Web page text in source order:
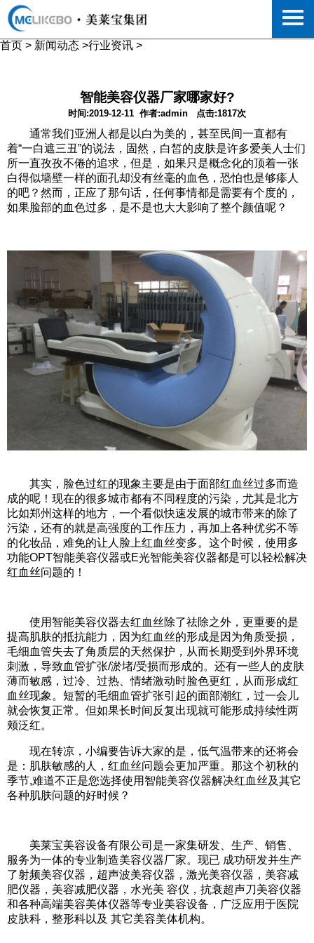
首页 > 新闻动态 >行业资讯 >
智能美容仪器厂家哪家好?
时间:2019-12-11 作者:admin 点击:1817次
通常我们亚洲人都是以白为美的，甚至民间一直都有
着“一白遮三丑”的说法，固然，白皙的皮肤是许多爱美人士们
所一直孜孜不倦的追求，但是，如果只是概念化的顶着一张
白得似墙壁一样的面孔却没有丝毫的血色，恐怕也是够瘆人
的吧？然而，正应了那句话，任何事情都是需要有个度的，
如果脸部的血色过多，是不是也大大影响了整个颜值呢？
其实，脸色过红的现象主要是由于面部红血丝过多而造
成的呢！现在的很多城市都有不同程度的污染，尤其是北方
比如郑州这样的地方，一个看似快速发展的城市带来的除了
污染，还有的就是高强度的工作压力，再加上各种优劣不等
的化妆品，难免的让人脸上红血丝变多。这个时候，使用多
功能OPT智能美容仪器或E光智能美容仪器都是可以轻松解决
红血丝问题的！
使用智能美容仪器去红血丝除了祛除之外，更重要的是
提高肌肤的抵抗能力，因为红血丝的形成是因为角质受损，
毛细血管失去了角质层的天然保护，从而长期受到外界环境
刺激，导致血管扩张/淤堵/受损而形成的。还有一些人的皮肤
薄而敏感，过冷、过热、情绪激动时脸色更红，从而形成红
血丝现象。短暂的毛细血管扩张引起的面部潮红，过一会儿
就会恢复正常。但如果长时间反复出现就可能形成持续性两
颊泛红。
现在转凉，小编要告诉大家的是，低气温带来的还将会
是：肌肤敏感的人，红血丝问题会更加严重。那这个初秋的
季节,难道不正是您选择使用智能美容仪器解决红血丝及其它
各种肌肤问题的好时候？
美莱宝美容设备有限公司是一家集研发、生产、销售、
服务为一体的专业制造美容仪器厂家。现已 成功研发并生产
了射频美容仪器，超声波美容仪器，激光美容仪器，美容减
肥仪器，美容减肥仪器，水光美 容仪，抗衰超声刀美容仪器
和各种高端美容美体仪器等专业美容设备，广泛应用于医院
皮肤科，整形科以及 其它美容美体机构。